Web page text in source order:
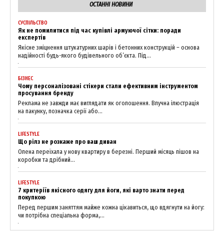
News Week
SUBSCRIBE NOW
Company
About
ОСТАННІ НОВИНИ
СУСПІЛЬСТВО
Як не помилитися під час купівлі армуючої сітки: поради
експертів
Якісне зміцнення штукатурних шарів і бетонних конструкцій – основа
надійності будь-якого будівельного об’єкта. Під...
БІЗНЕС
Чому персоналізовані стікери стали ефективним інструментом
просування бренду
Реклама не завжди має виглядати як оголошення. Влучна ілюстрація
на пакунку, позначка серії або...
LIFESTYLE
Що рілз не розкаже про ваш диван
Олена переїхала у нову квартиру в березні. Перший місяць пішов на
коробки та дрібний...
LIFESTYLE
7 критеріїв якісного одягу для йоги, які варто знати перед
покупкою
Перед першим заняттям майже кожна цікавиться, що вдягнути на йогу:
чи потрібна спеціальна форма,...